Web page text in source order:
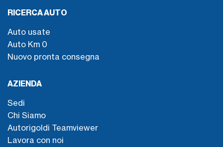
RICERCA AUTO
Auto usate
Auto Km 0
Nuovo pronta consegna
AZIENDA
Sedi
Chi Siamo
Autorigoldi Teamviewer
Lavora con noi